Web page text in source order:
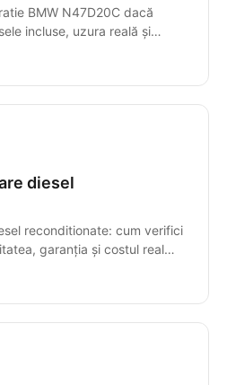
BMW N47D20C dacă
incluse, uzura reală și
diesel
reconditionate: cum verifici
garanția și costul real